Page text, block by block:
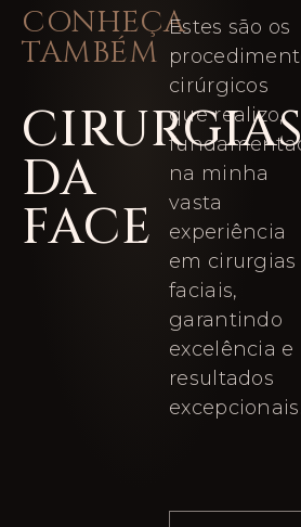
CONHEÇA
TAMBÉM
DA
FACE
Estes são os
cirúrgicos
que realizo,
na minha
vasta
experiência
em cirurgias
faciais,
garantindo
excelência e
resultados
excepcionais.